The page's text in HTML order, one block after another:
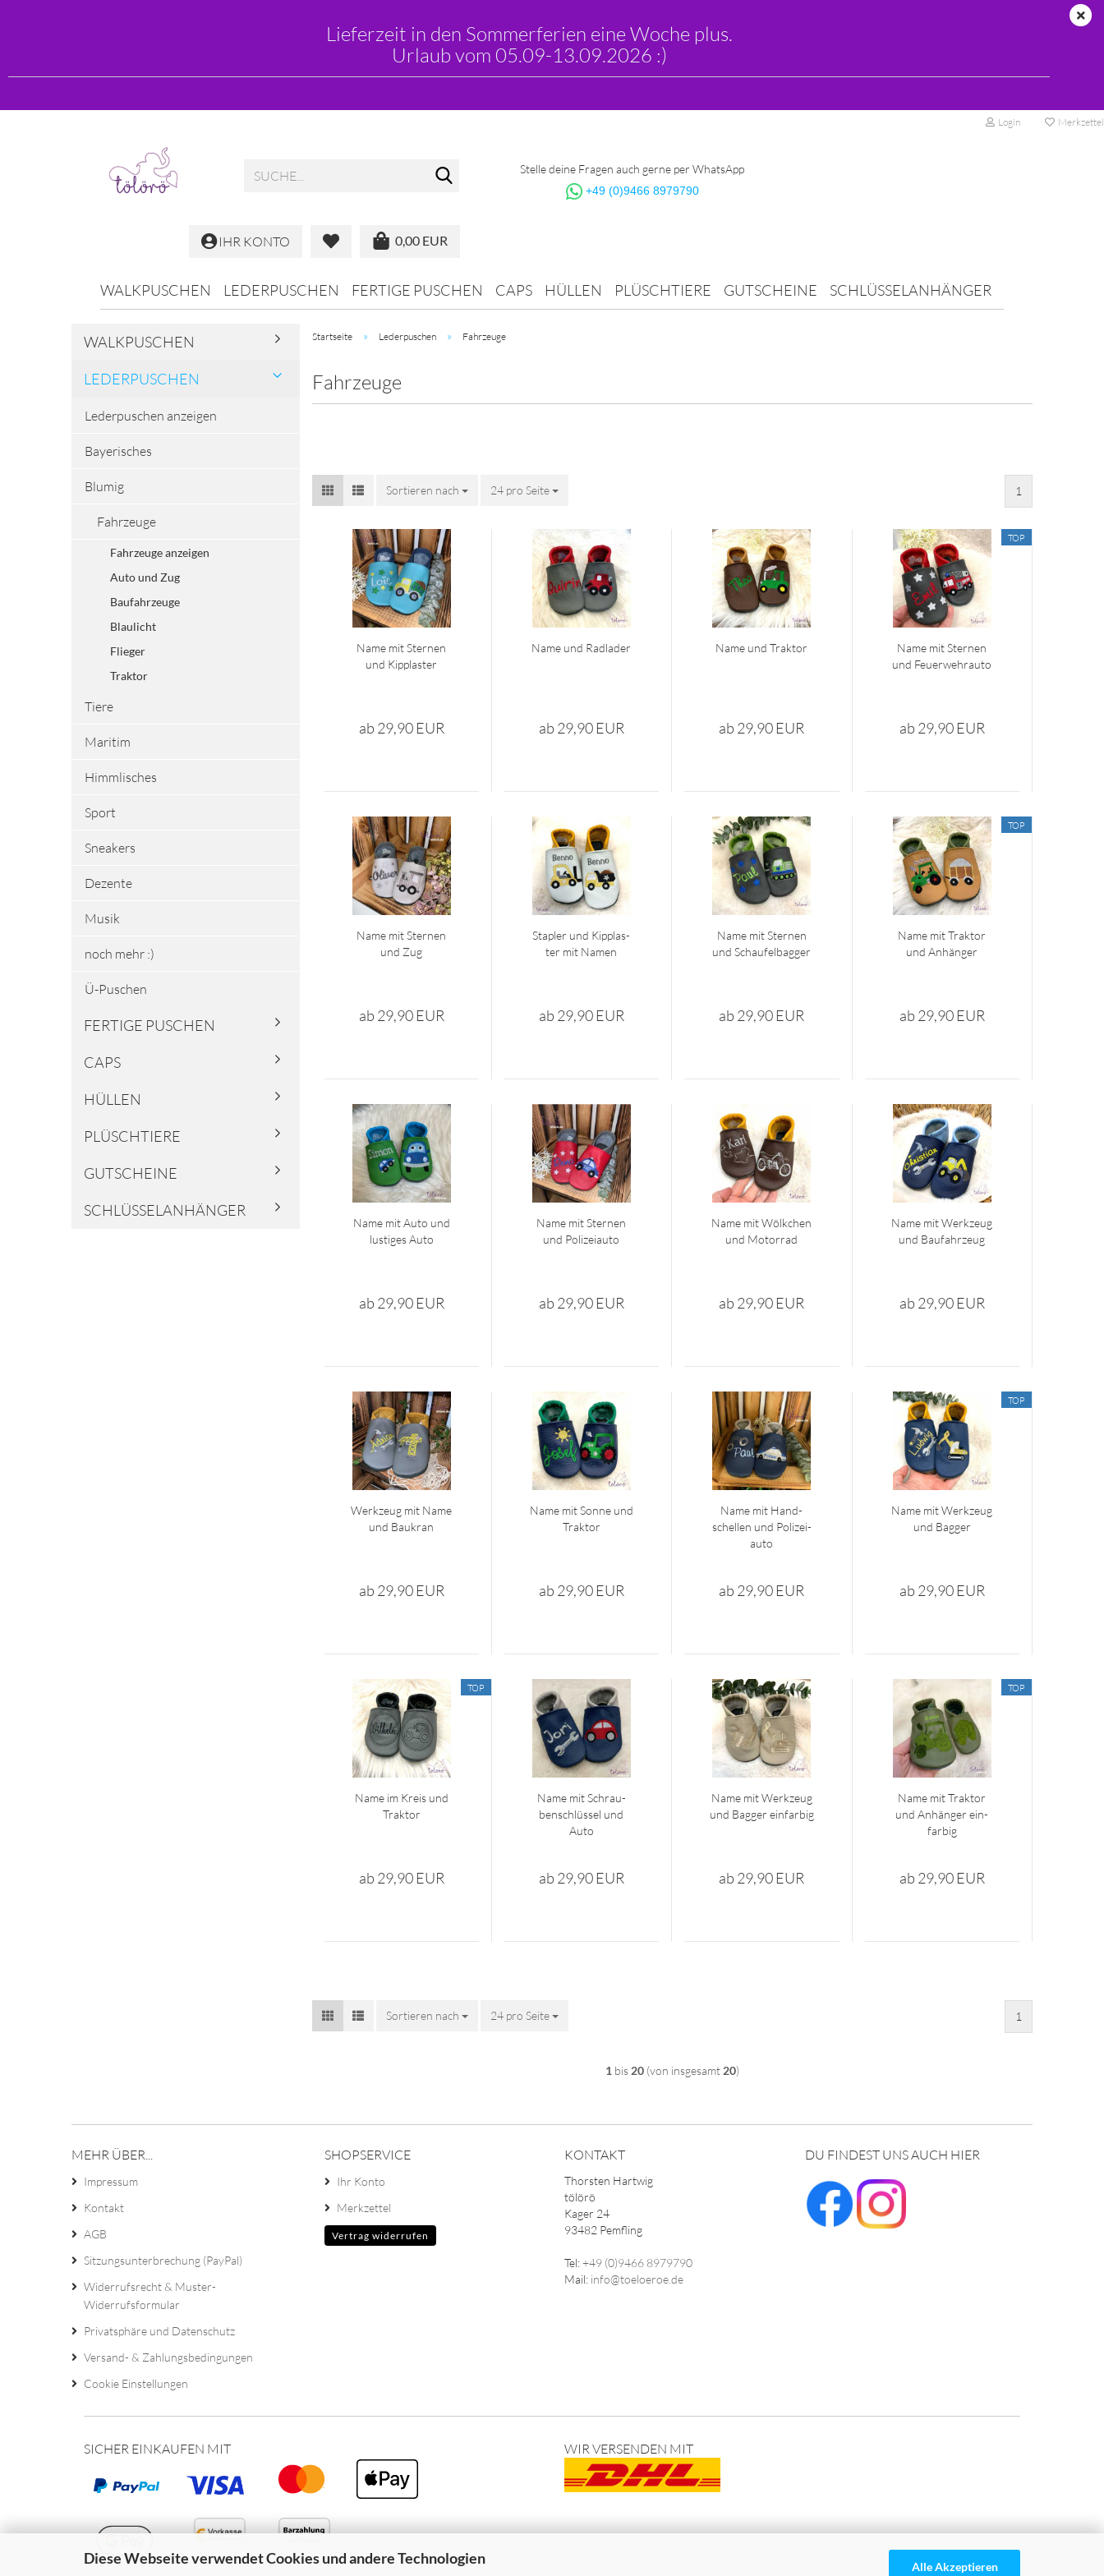
Diese Webseite verwendet Cookies und andere Technologien Alle Akzeptieren
Login Merkzettel
Stelle deine Fragen auch gerne per WhatsApp
+49 (0)9466 8979790
0,00 EUR
IHR KONTO
Lieferzeit in den Sommerferien eine Woche plus.
Urlaub vom 05.09-13.09.2026 :)
WALKPUSCHEN LEDERPUSCHEN FERTIGE PUSCHEN CAPS HÜLLEN PLÜSCHTIERE GUTSCHEINE SCHLÜSSELANHÄNGER
Startseite » Lederpuschen » Fahrzeuge
Fahrzeuge
Sortieren nach
Sortieren nach 24 pro Seite
pro Seite 1
Name mit Ster­nen
und Kipp­las­ter
ab 29,90 EUR
Name und Rad­la­der
ab 29,90 EUR
Name und Trak­tor
ab 29,90 EUR
TOP
Name mit Ster­nen
und Feu­er­wehr­au­to
ab 29,90 EUR
Name mit Ster­nen
und Zug
ab 29,90 EUR
Stap­ler und Kipp­las­
ter mit Namen
ab 29,90 EUR
Name mit Ster­nen
und Schau­fel­bag­ger
ab 29,90 EUR
TOP
Name mit Trak­tor
und An­hän­ger
ab 29,90 EUR
Name mit Auto und
lus­ti­ges Auto
ab 29,90 EUR
Name mit Ster­nen
und Po­li­zei­au­to
ab 29,90 EUR
Name mit Wölk­chen
und Mo­tor­rad
ab 29,90 EUR
Name mit Werk­zeug
und Bau­fahr­zeug
ab 29,90 EUR
Werk­zeug mit Name
und Bau­kran
ab 29,90 EUR
Name mit Sonne und
Trak­tor
ab 29,90 EUR
Name mit Hand­
schel­len und Po­li­zei­
au­to
ab 29,90 EUR
TOP
Name mit Werk­zeug
und Bag­ger
ab 29,90 EUR
TOP
Name im Kreis und
Trak­tor
ab 29,90 EUR
Name mit Schrau­
ben­schlüs­sel und
Auto
ab 29,90 EUR
Name mit Werk­zeug
und Bag­ger ein­far­big
ab 29,90 EUR
TOP
Name mit Trak­tor
und An­hän­ger ein­
far­big
ab 29,90 EUR
Sortieren nach
Sortieren nach 24 pro Seite
pro Seite 1
1 bis 20(von insgesamt 20)
WALKPUSCHEN
LEDERPUSCHEN
Lederpuschen anzeigen
Bayerisches
Blumig
Fahrzeuge
Fahrzeuge anzeigen
Auto und Zug
Baufahrzeuge
Blaulicht
Flieger
Traktor
Tiere
Maritim
Himmlisches
Sport
Sneakers
Dezente
Musik
noch mehr :)
Ü-Puschen
FERTIGE PUSCHEN
CAPS
HÜLLEN
PLÜSCHTIERE
GUTSCHEINE
SCHLÜSSELANHÄNGER
MEHR ÜBER...
Impressum
Kontakt
AGB
Sitzungsunterbrechung (PayPal)
Widerrufsrecht & Muster-
Widerrufsformular
Privatsphäre und Datenschutz
Versand- & Zahlungsbedingungen
Cookie Einstellungen
SHOPSERVICE
Ihr Konto
Merkzettel
Vertrag widerrufen
KONTAKT
Thorsten Hartwig
tölörö
Kager 24
93482 Pemfling
Tel:+49 (0)9466 8979790
Mail: info@toeloeroe.de
DU FINDEST UNS AUCH HIER
SICHER EINKAUFEN MIT WIR VERSENDEN MIT